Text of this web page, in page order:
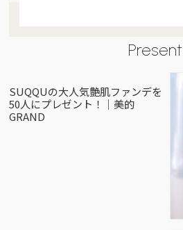
Present
SUQQUの大人気艶肌ファンデを
50人にプレゼント！｜美的
GRAND